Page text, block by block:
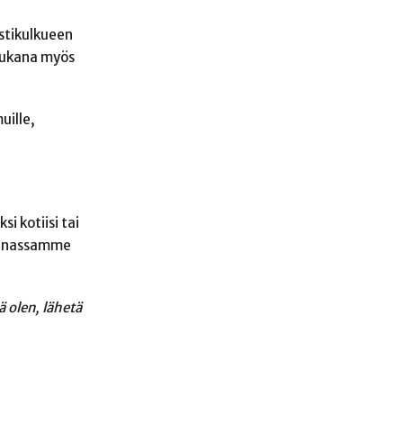
myös
kotiisi tai
olen, lähetä